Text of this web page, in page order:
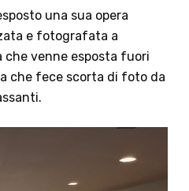
una sua opera
e fotografata a
che venne esposta fuori
che fece scorta di foto da